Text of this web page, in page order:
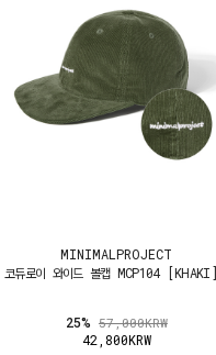
MINIMALPROJECT
코듀로이 와이드 볼캡 MCP104 [KHAKI]
25% 57,000KRW
42,800KRW